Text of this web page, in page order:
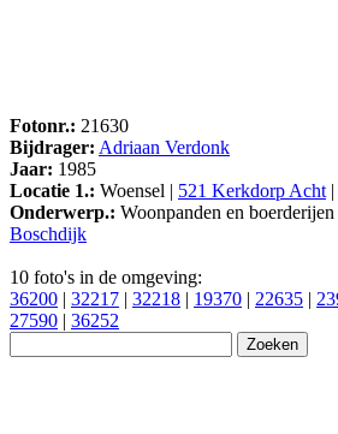
Fotonr.: 21630
Bijdrager: Adriaan Verdonk
Jaar: 1985
Locatie 1.: Woensel | 521 Kerkdorp Acht |
Onderwerp.: Woonpanden en boerderijen
Boschdijk
10 foto's in de omgeving:
36200 | 32217 | 32218 | 19370 | 22635 |
27590 | 36252